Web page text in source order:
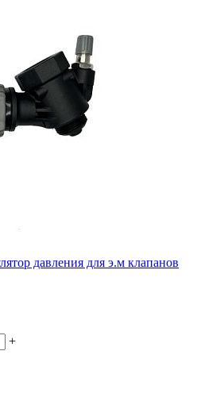
давления для э.м клапанов
+